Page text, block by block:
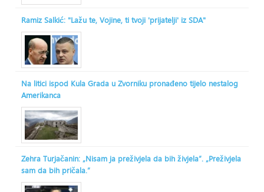
Ramiz Salkić: "Lažu te, Vojine, ti tvoji 'prijatelji' iz SDA"
Na litici ispod Kula Grada u Zvorniku pronađeno tijelo nestalog
Amerikanca
Zehra Turjačanin: „Nisam ja preživjela da bih živjela“. „Preživjela
sam da bih pričala.“